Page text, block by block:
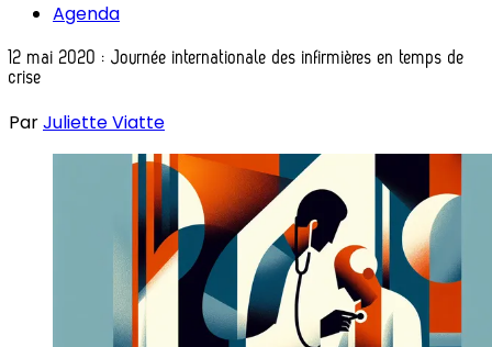
Agenda
12 mai 2020 : Journée internationale des infirmières en temps de
crise
ParJuliette Viatte